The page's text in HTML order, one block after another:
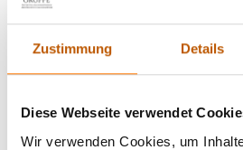
Zustimmung Details
Diese Webseite verwendet
Wir verwenden Cookies, um
Über den Autor: